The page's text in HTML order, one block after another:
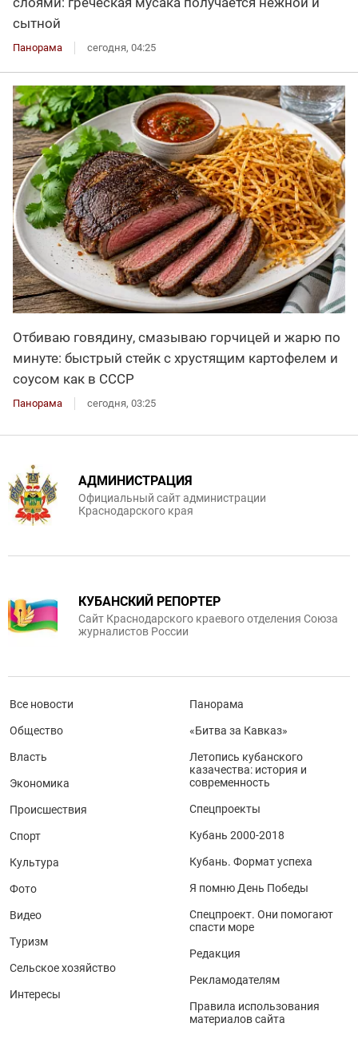
сытной
Панорама сегодня, 04:25
Отбиваю говядину, смазываю горчицей и жарю по
минуте: быстрый стейк с хрустящим картофелем и
соусом как в СССР
Панорама сегодня, 03:25
АДМИНИСТРАЦИЯ
Официальный сайт администрации
Краснодарского края
КУБАНСКИЙ РЕПОРТЕР
Сайт Краснодарского краевого отделения Союза
журналистов России
Все новости
Общество
Власть
Экономика
Происшествия
Спорт
Культура
Фото
Видео
Туризм
Сельское хозяйство
Интересы
Панорама
«Битва за Кавказ»
Летопись кубанского
казачества: история и
современность
Спецпроекты
Кубань 2000-2018
Кубань. Формат успеха
Я помню День Победы
Спецпроект. Они помогают
спасти море
Редакция
Рекламодателям
Правила использования
материалов сайта